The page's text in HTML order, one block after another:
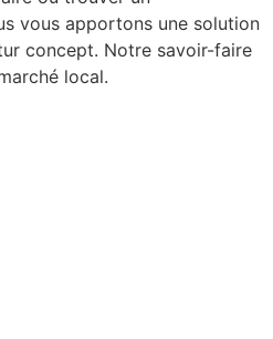
vous apportons une solution
concept. Notre savoir-faire
local.